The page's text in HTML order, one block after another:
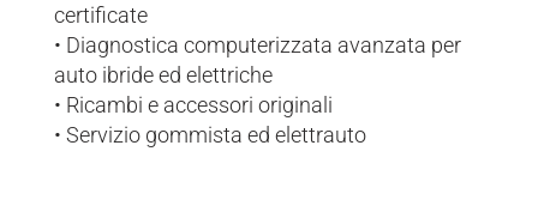
certificate
• Diagnostica computerizzata avanzata per
auto ibride ed elettriche
• Ricambi e accessori originali
• Servizio gommista ed elettrauto